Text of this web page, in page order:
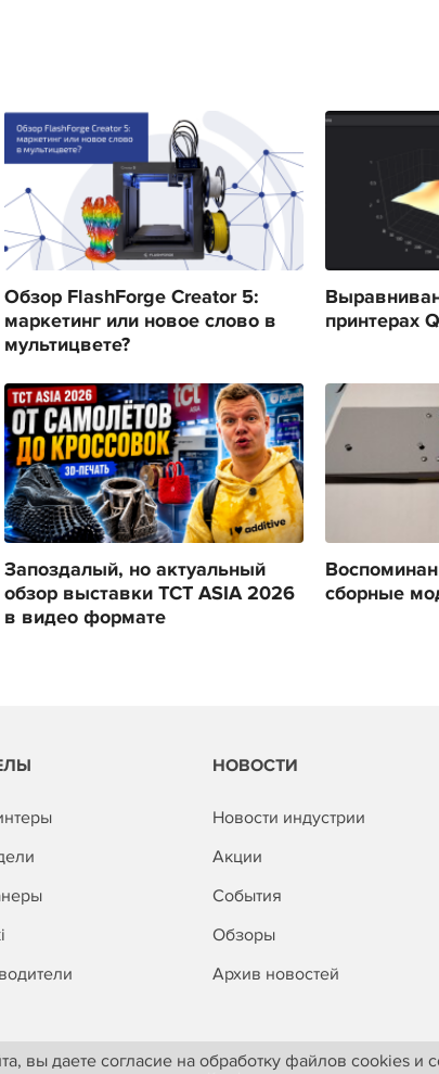
вы даете согласие на обработку файлов cookies и
Обзор FlashForge Creator 5:
маркетинг или новое слово в
мультицвете?
принтерах
Запоздалый, но актуальный
обзор выставки TCT ASIA 2026
в видео формате
сборные
НОВОСТИ
Новости индустрии
Акции
События
Обзоры
Архив новостей